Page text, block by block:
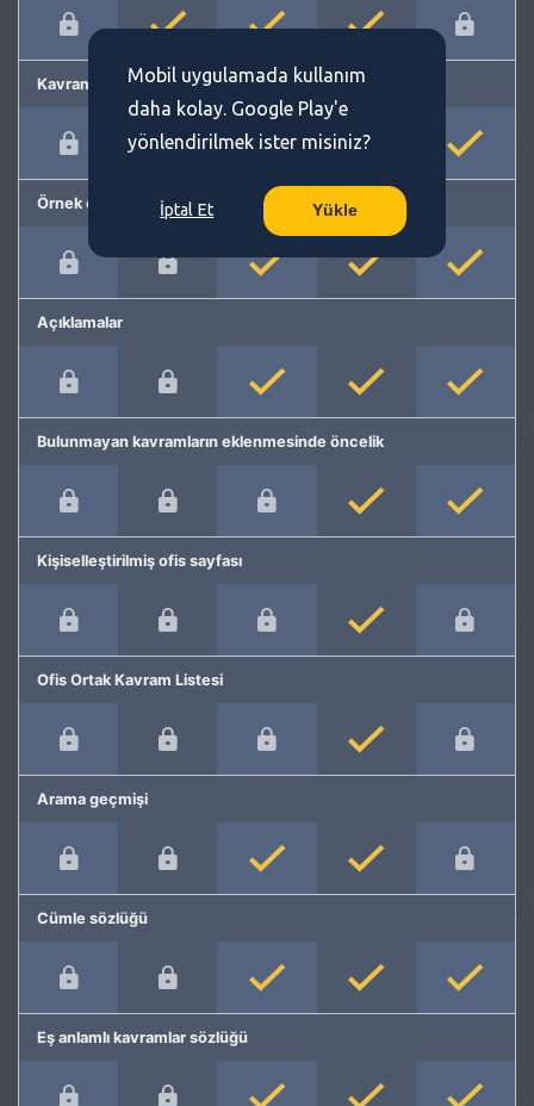
Kavram önerme
Örnek cümleler
Açıklamalar
Bulunmayan kavramların eklenmesinde öncelik
Kişiselleştirilmiş ofis sayfası
Ofis Ortak Kavram Listesi
Arama geçmişi
Cümle sözlüğü
Eş anlamlı kavramlar sözlüğü
Mobil uygulamada kullanım
daha kolay. Google Play'e
yönlendirilmek ister misiniz?
İptal Et Yükle